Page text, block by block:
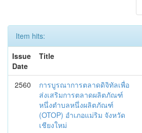
Item hits:
Issue
Date
Title
2560
การบูรณาการตลาดดิจิทัลเพื่อ
ส่งเสริมการตลาดผลิตภัณฑ์
หนึ่งตำบลหนึ่งผลิตภัณฑ์
(OTOP) อำเภอแม่ริม จังหวัด
เชียงใหม่